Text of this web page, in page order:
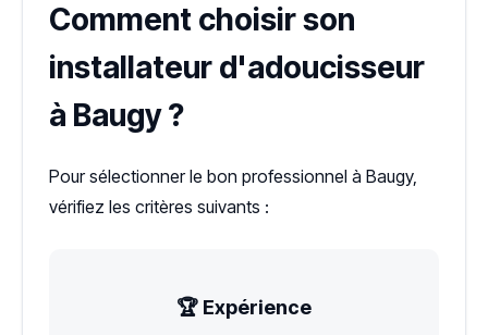
Comment choisir son
installateur d'adoucisseur
à Baugy ?
Pour sélectionner le bon professionnel à Baugy,
vérifiez les critères suivants :
🏆 Expérience